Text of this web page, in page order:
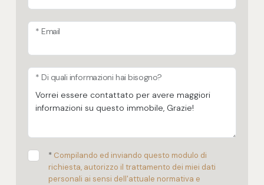
* Email
* Di quali informazioni hai bisogno?
* Compilando ed inviando questo modulo di
richiesta, autorizzo il trattamento dei miei dati
personali ai sensi dell'attuale normativa e